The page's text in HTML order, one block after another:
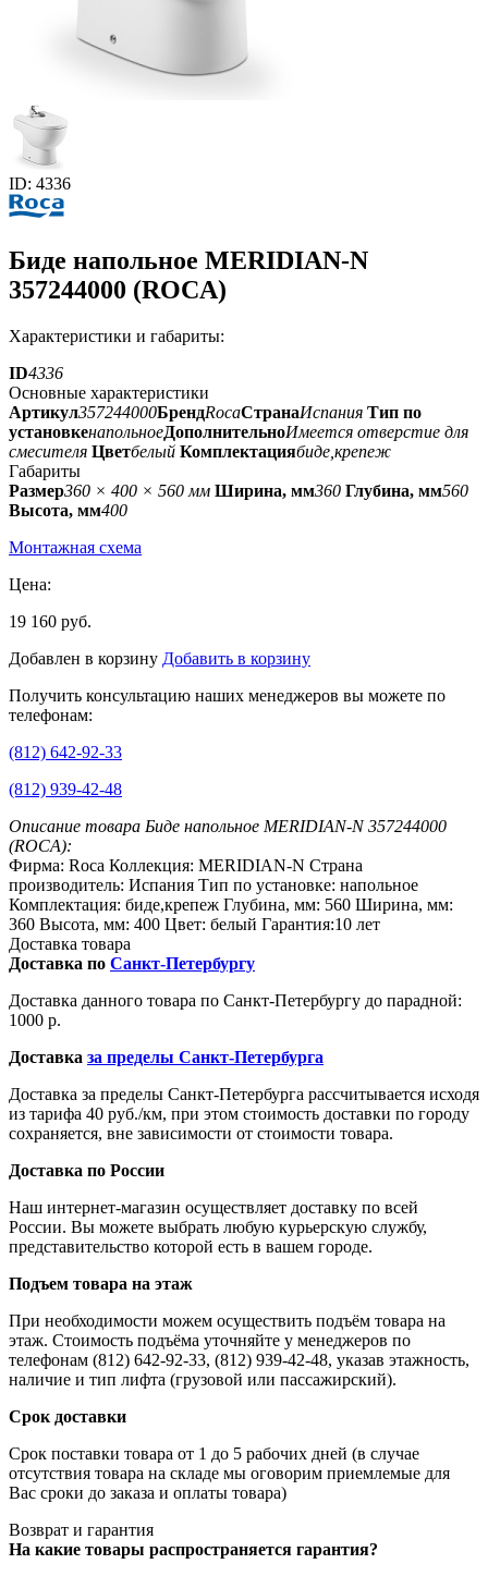
ID: 4336
Биде напольное MERIDIAN-N
357244000 (ROCA)
Характеристики и габариты:
ID4336
Основные характеристики
Артикул357244000БрендRocaСтранаИспания Тип по
установкенапольноеДополнительноИмеется отверстие для
смесителя Цветбелый Комплектациябиде,крепеж
Габариты
Размер360 × 400 × 560 мм Ширина, мм360 Глубина, мм560
Высота, мм400
Монтажная схема
Цена:
19 160 руб.
Добавлен в корзину Добавить в корзину
Получить консультацию наших менеджеров вы можете по
телефонам:
(812) 642-92-33
(812) 939-42-48
Описание товара Биде напольное MERIDIAN-N 357244000
(ROCA):
Фирма: Roca Коллекция: MERIDIAN-N Страна
производитель: Испания Тип по установке: напольное
Комплектация: биде,крепеж Глубина, мм: 560 Ширина, мм:
360 Высота, мм: 400 Цвет: белый Гарантия:10 лет
Доставка товара
Доставка по Санкт-Петербургу
Доставка данного товара по Санкт-Петербургу до парадной:
1000 р.
Доставка за пределы Санкт-Петербурга
Доставка за пределы Санкт-Петербурга рассчитывается исходя
из тарифа 40 руб./км, при этом стоимость доставки по городу
сохраняется, вне зависимости от стоимости товара.
Доставка по России
Наш интернет-магазин осуществляет доставку по всей
России. Вы можете выбрать любую курьерскую службу,
представительство которой есть в вашем городе.
Подъем товара на этаж
При необходимости можем осуществить подъём товара на
этаж. Стоимость подъёма уточняйте у менеджеров по
телефонам (812) 642-92-33, (812) 939-42-48, указав этажность,
наличие и тип лифта (грузовой или пассажирский).
Срок доставки
Срок поставки товара от 1 до 5 рабочих дней (в случае
отсутствия товара на складе мы оговорим приемлемые для
Вас сроки до заказа и оплаты товара)
Возврат и гарантия
На какие товары распространяется гарантия?